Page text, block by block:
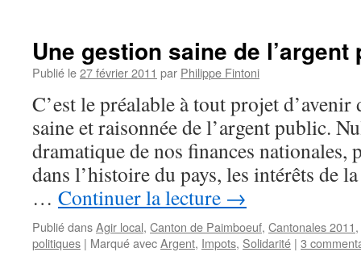
Une gestion saine de l’argent
Publié le27 février 2011 par Philippe Fintoni
C’est le préalable à tout projet
saine et raisonnée de l’argent public.
dramatique de nos finances nationales,
dans l’histoire du pays, les intérêts de
… Continuer la lecture →
Publié dansAgir local, Canton de Paimboeuf, Cantonales 2011,
politiques | Marqué avecArgent, Impots, Solidarité | 3